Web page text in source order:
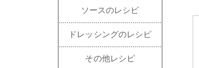
ソースのレシピ
ドレッシングのレシピ
その他レシピ